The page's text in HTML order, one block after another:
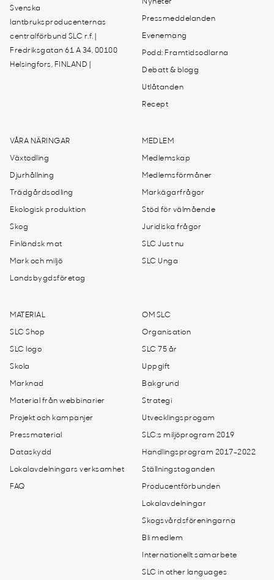
Svenska
lantbruksproducenternas
centralförbund SLC r.f. |
Fredriksgatan 61 A 34, 00100
Helsingfors, FINLAND |
Nyheter
Pressmeddelanden
Evenemang
Podd: Framtidsodlarna
Debatt & blogg
Utlåtanden
Recept
VÅRA NÄRINGAR
Växtodling
Djurhållning
Trädgårdsodling
Ekologisk produktion
Skog
Finländsk mat
Mark och miljö
Landsbygdsföretag
MEDLEM
Medlemskap
Medlemsförmåner
Markägarfrågor
Stöd för välmående
Juridiska frågor
SLC Just nu
SLC Unga
MATERIAL
SLC Shop
SLC logo
Skola
Marknad
Material från webbinarier
Projekt och kampanjer
Pressmaterial
Dataskydd
Lokalavdelningars verksamhet
FAQ
OM SLC
Organisation
SLC 75 år
Uppgift
Bakgrund
Strategi
Utvecklingsprogam
SLC:s miljöprogram 2019
Handlingsprogram 2017-2022
Ställningstaganden
Producentförbunden
Lokalavdelningar
Skogsvårdsföreningarna
Bli medlem
Internationellt samarbete
SLC in other languages